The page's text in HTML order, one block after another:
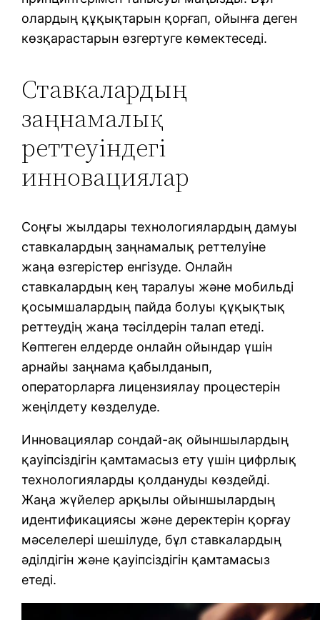
олардың құқықтарын қорғап, ойынға деген
көзқарастарын өзгертуге көмектеседі.
Ставкалардың
заңнамалық
реттеуіндегі
инновациялар
Соңғы жылдары технологиялардың дамуы
ставкалардың заңнамалық реттелуіне
жаңа өзгерістер енгізуде. Онлайн
ставкалардың кең таралуы және мобильді
қосымшалардың пайда болуы құқықтық
реттеудің жаңа тәсілдерін талап етеді.
Көптеген елдерде онлайн ойындар үшін
арнайы заңнама қабылданып,
операторларға лицензиялау процестерін
жеңілдету көзделуде.
Инновациялар сондай-ақ ойыншылардың
қауіпсіздігін қамтамасыз ету үшін цифрлық
технологияларды қолдануды көздейді.
Жаңа жүйелер арқылы ойыншылардың
идентификациясы және деректерін қорғау
мәселелері шешілуде, бұл ставкалардың
әділдігін және қауіпсіздігін қамтамасыз
етеді.